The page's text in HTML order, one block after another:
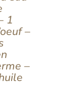
1
–
–